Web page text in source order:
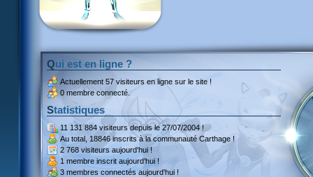
Qui est en ligne ?
Actuellement 57 visiteurs en ligne sur le site !
0 membre connecté.
Statistiques
11 131 884 visiteursdepuis le 27/07/2004 !
Au total, 18846 inscritsà la communauté Carthage !
2 768 visiteurs aujourd'hui !
1 membre inscrit aujourd'hui !
3 membres connectés aujourd'hui !